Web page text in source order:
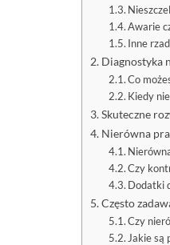
Awarie
Inne
Diagnostyka
Co
Kiedy
Skuteczne
Nierówna
Czy
Dodatki
Często
Czy
Jakie są